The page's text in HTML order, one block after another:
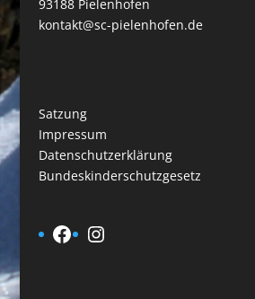
93188 Pielenhofen
kontakt@sc-pielenhofen.de
Satzung
Impressum
Datenschutzerklärung
Bundeskinderschutzgesetz
Facebook
Instagram